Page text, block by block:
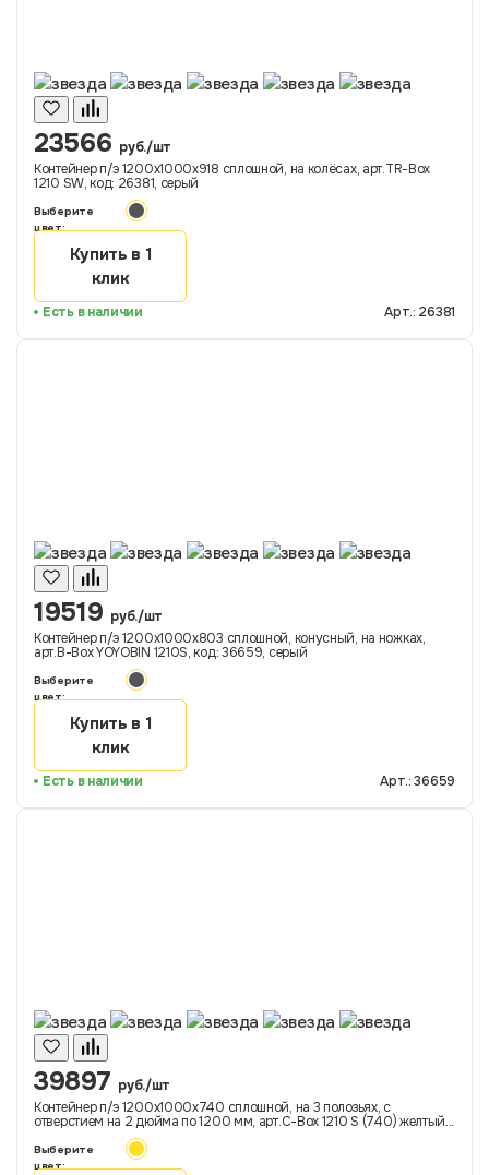
23566 руб./шт
Контейнер п/э 1200х1000х918 сплошной, на колёсах, арт.TR-Box
1210 SW, код: 26381, серый
Выберите
цвет:
Купить в 1
клик
Есть в наличии Арт.: 26381
19519 руб./шт
Контейнер п/э 1200х1000х803 сплошной, конусный, на ножках,
арт.B-Box YOYOBIN 1210S, код: 36659, серый
Выберите
цвет:
Купить в 1
клик
Есть в наличии Арт.: 36659
39897 руб./шт
Контейнер п/э 1200х1000х740 сплошной, на 3 полозьях, с
отверстием на 2 дюйма по 1200 мм, арт.C-Box 1210 S (740) желтый
ДП-ОС, код: 24564
Выберите
цвет: